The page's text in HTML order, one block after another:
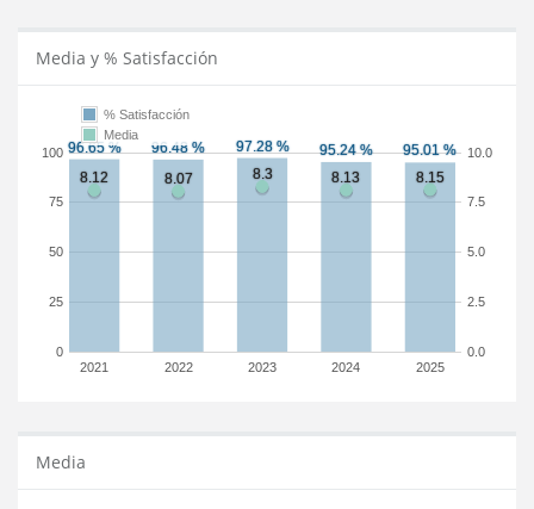
Media y % Satisfacción
2021 2022 2023 2024 2025
0
25
50
75
100
0.0
2.5
5.0
7.5
10.0
% Satisfacción
Media
Media